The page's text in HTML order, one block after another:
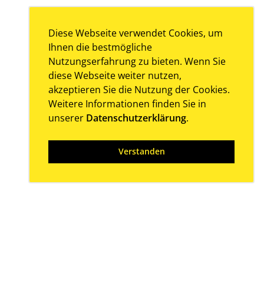
Diese Webseite verwendet Cookies, um
Ihnen die bestmögliche
Nutzungserfahrung zu bieten. Wenn Sie
diese Webseite weiter nutzen,
akzeptieren Sie die Nutzung der Cookies.
Weitere Informationen finden Sie in
unserer Datenschutzerklärung.
Verstanden